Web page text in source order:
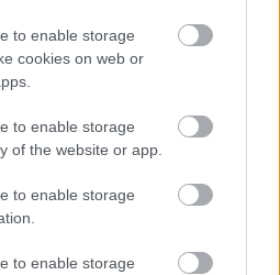
to enable storage
cookies on web or
to enable storage
of the website or app.
to enable storage
to enable storage
εργασίας για
21.080€ + bonus έως